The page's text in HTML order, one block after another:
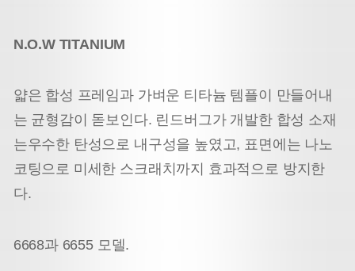
N.O.W TITANIUM
얇은 합성 프레임과 가벼운 티타늄 템플이 만들어내
는 균형감이 돋보인다. 린드버그가 개발한 합성 소재
는우수한 탄성으로 내구성을 높였고, 표면에는 나노
코팅으로 미세한 스크래치까지 효과적으로 방지한
다.
6668과 6655 모델.